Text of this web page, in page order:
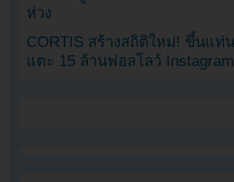
ห่วง
CORTIS สร้างสถิติใหม่! ขึ้นแท่
แตะ 15 ล้านฟอลโลว์